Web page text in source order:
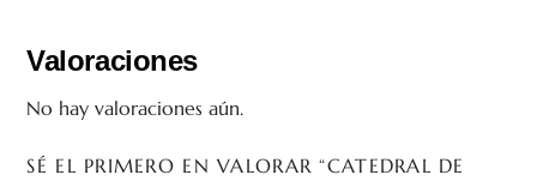
Valoraciones
No hay valoraciones aún.
SÉ EL PRIMERO EN VALORAR “CATEDRAL DE